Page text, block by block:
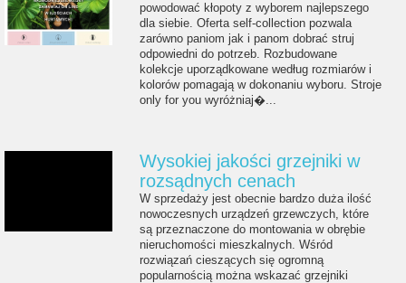
powodować kłopoty z wyborem najlepszego
dla siebie. Oferta self-collection pozwala
zarówno paniom jak i panom dobrać struj
odpowiedni do potrzeb. Rozbudowane
kolekcje uporządkowane według rozmiarów i
kolorów pomagają w dokonaniu wyboru. Stroje
only for you wyróżniaj�...
Wysokiej jakości grzejniki w
rozsądnych cenach
W sprzedaży jest obecnie bardzo duża ilość
nowoczesnych urządzeń grzewczych, które
są przeznaczone do montowania w obrębie
nieruchomości mieszkalnych. Wśród
rozwiązań cieszących się ogromną
popularnością można wskazać grzejniki